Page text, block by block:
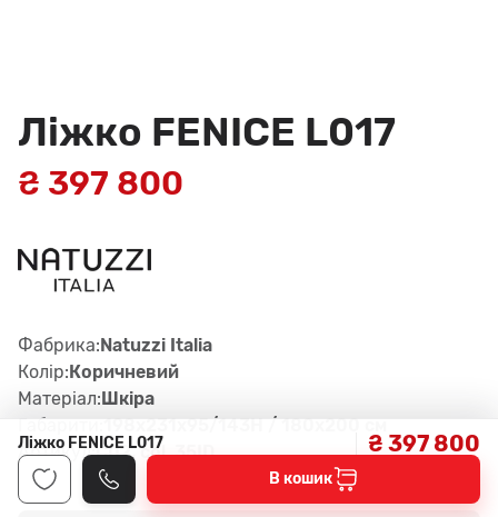
Ліжко FENICE L017
₴ 397 800
Фабрика:Natuzzi Italia
Колір:Коричневий
Матеріал:Шкіра
Габарити:
198x231x95/143H / 180x200 см
Артикул:C02, col. 35ID
Ліжко FENICE L017 ₴ 397 800
В кошик